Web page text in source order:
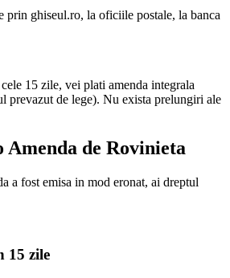
prin ghiseul.ro, la oficiile postale, la banca
15 zile, vei plati amenda integrala
prevazut de lege). Nu exista prelungiri ale
Amenda de Rovinieta
a fost emisa in mod eronat, ai dreptul
15 zile